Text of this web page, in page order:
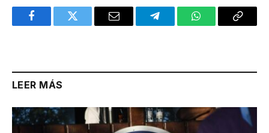
FacebookTwitter Email TelegramWhatsAppCopy
LEER MÁS